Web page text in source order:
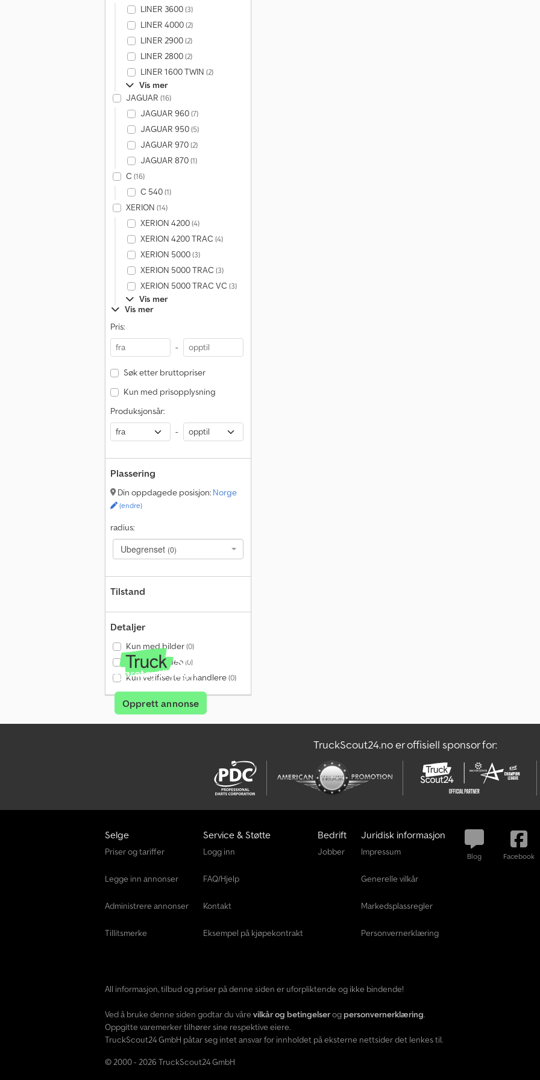
LINER 3600(3)
LINER 4000(2)
LINER 2900(2)
LINER 2800(2)
LINER 1600 TWIN (2)
Vis mer
JAGUAR (16)
JAGUAR 960(7)
JAGUAR 950(5)
JAGUAR 970(2)
JAGUAR 870(1)
C (16)
C 540(1)
XERION (14)
XERION 4200(4)
XERION 4200 TRAC (4)
XERION 5000(3)
XERION 5000 TRAC (3)
XERION 5000 TRAC VC (3)
Vis mer
Vis mer
Pris:
-
Søk etter bruttopriser
Kun med prisopplysning
Produksjonsår:
-
Plassering
Din oppdagede posisjon: Norge
(endre)
radius:
Ubegrenset (0)
Tilstand
Detaljer
Kun med bilder(0)
Kun med video (0)
Kun verifiserte forhandlere(0)
Kjøretøy til salgs?
Opprett annonse
TruckScout24.no er offisiell sponsor for:
Selge
Priser og tariffer
Legge inn annonser
Administrere annonser
Tillitsmerke
Service & Støtte
Logg inn
FAQ/Hjelp
Kontakt
Eksempel på kjøpekontrakt
Bedrift
Jobber
Juridisk informasjon
Impressum
Generelle vilkår
Markedsplassregler
Personvernerklæring
Blog Facebook
All informasjon, tilbud og priser på denne siden er uforpliktende og ikke bindende!
Ved å bruke denne siden godtar du våre vilkår og betingelserog personvernerklæring.
Oppgitte varemerker tilhører sine respektive eiere.
TruckScout24 GmbH påtar seg intet ansvar for innholdet på eksterne nettsider det lenkes til.
© 2000 - 2026 TruckScout24 GmbH